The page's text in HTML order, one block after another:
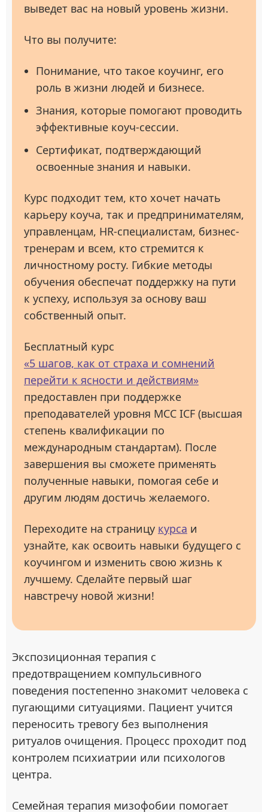
выведет вас на новый уровень жизни.
Что вы получите:
Понимание, что такое коучинг, его
роль в жизни людей и бизнесе.
Знания, которые помогают проводить
эффективные коуч-сессии.
Сертификат, подтверждающий
освоенные знания и навыки.
Курс подходит тем, кто хочет начать
карьеру коуча, так и предпринимателям,
управленцам, HR-специалистам, бизнес-
тренерам и всем, кто стремится к
личностному росту. Гибкие методы
обучения обеспечат поддержку на пути
к успеху, используя за основу ваш
собственный опыт.
Бесплатный курс
«5 шагов, как от страха и сомнений
перейти к ясности и действиям»
предоставлен при поддержке
преподавателей уровня МСС ICF (высшая
степень квалификации по
международным стандартам). После
завершения вы сможете применять
полученные навыки, помогая себе и
другим людям достичь желаемого.
Переходите на страницу курса и
узнайте, как освоить навыки будущего с
коучингом и изменить свою жизнь к
лучшему. Сделайте первый шаг
навстречу новой жизни!
Экспозиционная терапия с
предотвращением компульсивного
поведения постепенно знакомит человека с
пугающими ситуациями. Пациент учится
переносить тревогу без выполнения
ритуалов очищения. Процесс проходит под
контролем психиатрии или психологов
центра.
Семейная терапия мизофобии помогает